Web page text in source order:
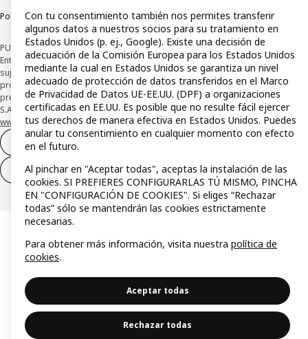
Política de divulgación responsable
PUBLICIDAD: *Financiación a través de la tarjeta IKEA VISA emitida por la
Entidad de Pago híbrida CaixaBank Payments & Consumer, E.F.C., E.P., S.A.U., y
sujeta a su organización. La entidad ha escogido como sistema de
protección de los fondos recibidos de usuarios de servicios de pago que
presta su depósito en una cuenta bancaria separada abierta en CaixaBank,
S.A. Conoce más acerca de las formas de pago de tu tarjeta aquí:
www.caixabankpc.com/es/productos. ​
Desistimiento del contrato
Desistimiento de solo servicios
Con tu consentimiento también nos permites transferir
algunos datos a nuestros socios para su tratamiento en
Estados Unidos (p. ej., Google). Existe una decisión de
adecuación de la Comisión Europea para los Estados Unidos
mediante la cual en Estados Unidos se garantiza un nivel
adecuado de protección de datos transferidos en el Marco
de Privacidad de Datos UE-EE.UU. (DPF) a organizaciones
certificadas en EE.UU. Es posible que no resulte fácil ejercer
tus derechos de manera efectiva en Estados Unidos. Puedes
anular tu consentimiento en cualquier momento con efecto
en el futuro.
Al pinchar en "Aceptar todas", aceptas la instalación de las
cookies. SI PREFIERES CONFIGURARLAS TÚ MISMO, PINCHA
EN "CONFIGURACIÓN DE COOKIES". Si eliges “Rechazar
todas” sólo se mantendrán las cookies estrictamente
necesarias.
Para obtener más información, visita nuestra política de
cookies.
Aceptar todas
Rechazar todas